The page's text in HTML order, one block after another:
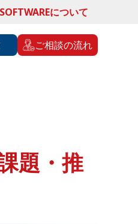
について
ご相談の流れ
題・推